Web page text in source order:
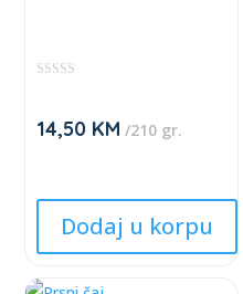
★
★
14,50 KM /210 gr.
be
on
product
Dodaj u korpu